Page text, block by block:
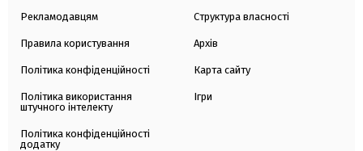
Рекламодавцям
Правила користування
Політика конфіденційності
Політика використання
штучного інтелекту
Політика конфіденційності
додатку
Структура власності
Архів
Карта сайту
Ігри